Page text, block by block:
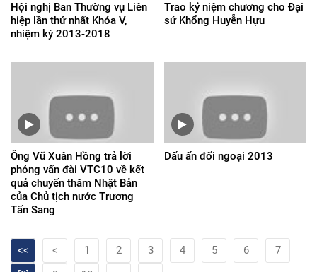
Hội nghị Ban Thường vụ Liên
hiệp lần thứ nhất Khóa V,
nhiệm kỳ 2013-2018
Trao kỷ niệm chương cho Đại
sứ Khổng Huyễn Hựu
Ông Vũ Xuân Hồng trả lời
phỏng vấn đài VTC10 về kết
quả chuyến thăm Nhật Bản
của Chủ tịch nước Trương
Tấn Sang
Dấu ấn đối ngoại 2013
<< < 1 2 3 4 5 6
7